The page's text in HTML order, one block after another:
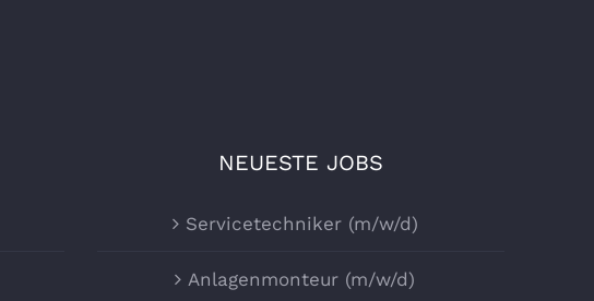
NEUESTE JOBS
Servicetechniker (m/w/d)
Anlagenmonteur (m/w/d)